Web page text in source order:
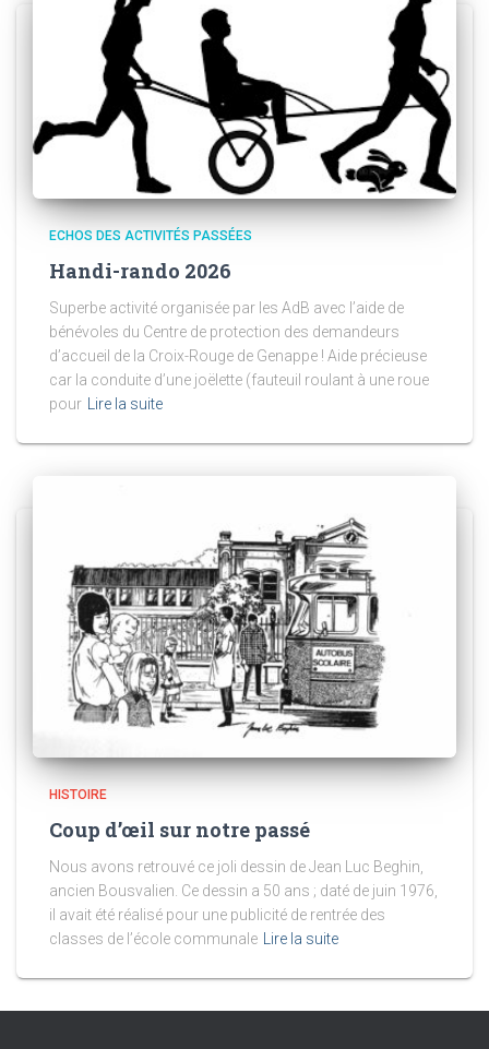
ECHOS DES ACTIVITÉS PASSÉES
Handi-rando 2026
Superbe activité organisée par les AdB avec l’aide de
bénévoles du Centre de protection des demandeurs
d’accueil de la Croix-Rouge de Genappe ! Aide précieuse
car la conduite d’une joëlette (fauteuil roulant à une roue
pour
Lire la suite
HISTOIRE
Coup d’œil sur notre passé
Nous avons retrouvé ce joli dessin de Jean Luc Beghin,
ancien Bousvalien. Ce dessin a 50 ans ; daté de juin 1976,
il avait été réalisé pour une publicité de rentrée des
classes de l’école communale Lire la suite